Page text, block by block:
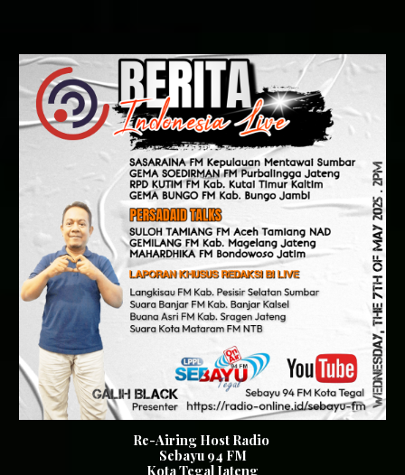
Re-Airing Host Radio
Sebayu 94 FM
Kota Tegal Jateng